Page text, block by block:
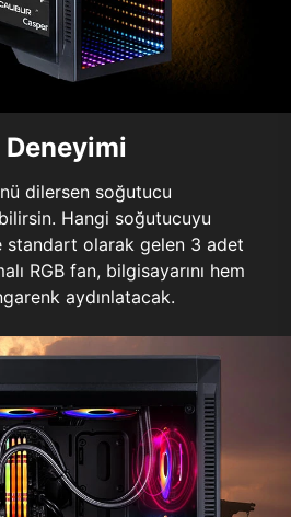
Deneyimi
dilersen soğutucu
Hangi soğutucuyu
standart olarak gelen 3 adet
RGB fan, bilgisayarını hem
aydınlatacak.